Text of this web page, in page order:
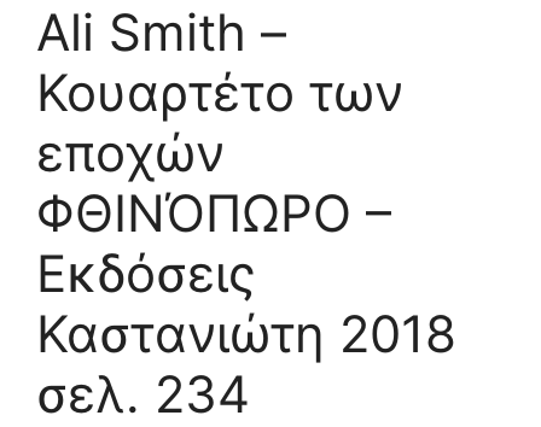
Ali Smith –
Κουαρτέτο των
εποχών
ΦΘΙΝΌΠΩΡΟ –
Εκδόσεις
Καστανιώτη 2018
σελ. 234